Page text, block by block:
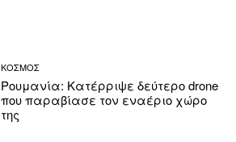
ΚΟΣΜΟΣ
Ρουμανία: Κατέρριψε δεύτερο drone
που παραβίασε τον εναέριο χώρο
της